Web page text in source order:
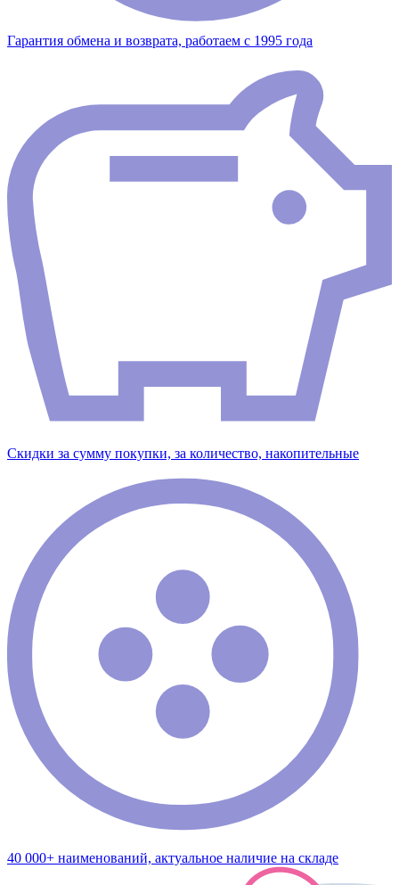
Гарантия обмена и возврата, работаем с 1995 года
Скидки за сумму покупки, за количество, накопительные
40 000+ наименований, актуальное наличие на складе